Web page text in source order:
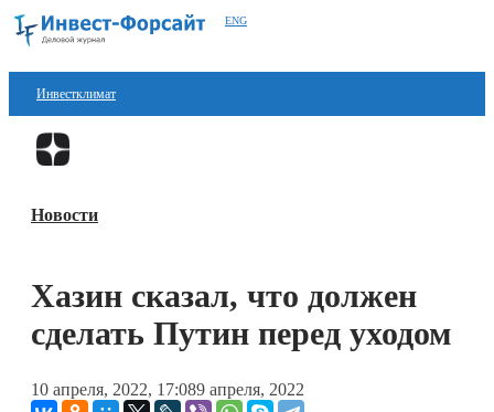
ENG
Инвестклимат
Финансы
Блокчейн
Книги
Новости
Хазин сказал, что должен
сделать Путин перед уходом
10 апреля, 2022, 17:089 апреля, 2022